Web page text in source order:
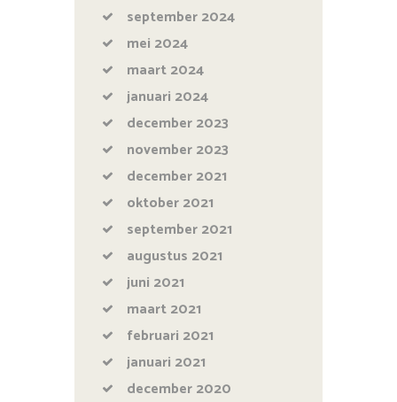
september2024
mei 2024
maart2024
januari 2024
december2023
november2023
december2021
oktober2021
september2021
augustus 2021
juni 2021
maart2021
februari 2021
januari 2021
december2020